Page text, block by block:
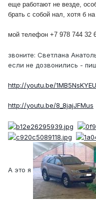
еще работают не везде,
брать с собой нал, хотя б
мой телефон +7 978 744 32
звоните: Светлана
если не дозвонились -
http://youtu.be/
http://youtu.be/8_8jajJFMus
А это я